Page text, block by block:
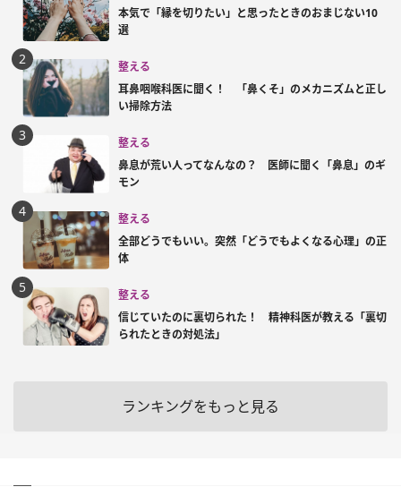
本気で「縁を切りたい」と思ったときのおまじない10
選
整える
耳鼻咽喉科医に聞く！ 「鼻くそ」のメカニズムと正し
い掃除方法
整える
鼻息が荒い人ってなんなの？ 医師に聞く「鼻息」のギ
モン
整える
全部どうでもいい。突然「どうでもよくなる心理」の正
体
整える
信じていたのに裏切られた！ 精神科医が教える「裏切
られたときの対処法」
ランキングをもっと見る